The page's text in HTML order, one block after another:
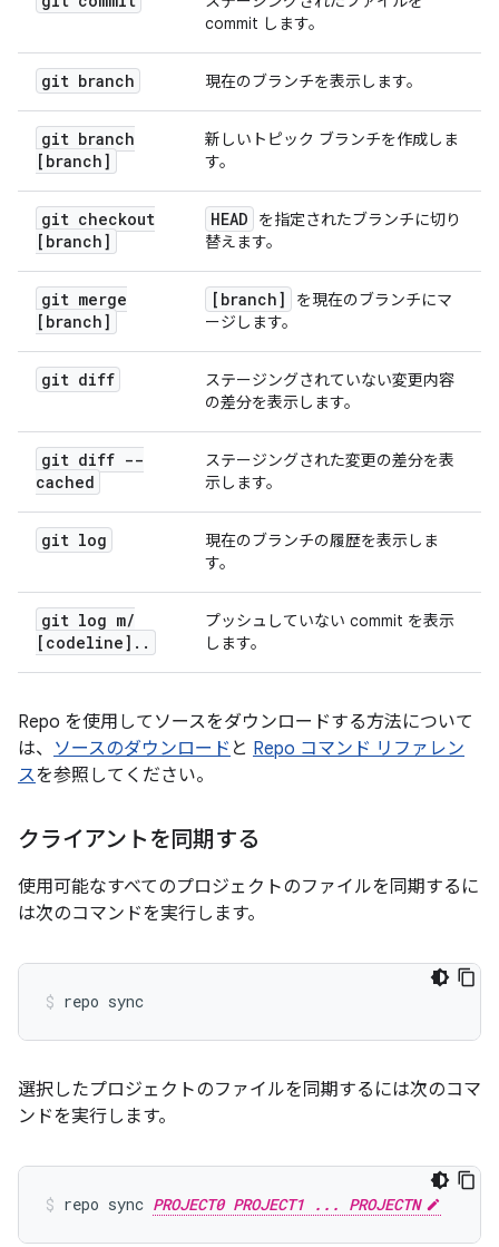
commit します。
git branch 現在のブランチを表示します。
git branch
[branch]
新しいトピック ブランチを作成しま
す。
git checkout
[branch]
HEAD
を指定されたブランチに切り
替えます。
git merge
[branch]
[branch]
を現在のブランチにマ
ージします。
git diff
ステージングされていない変更内容
の差分を表示します。
git diff --
cached
ステージングされた変更の差分を表
示します。
git log
現在のブランチの履歴を表示しま
す。
git log m/
[codeline] . .
プッシュしていない commit を表示
します。
Repo を使用してソースをダウンロードする方法について
は、 ソースのダウンロード と Repo コマンド リファレン
スを参照してください。
クライアントを同期する
使用可能なすべてのプロジェクトのファイルを同期するに
は次のコマンドを実行します。
repo sync
選択したプロジェクトのファイルを同期するには次のコマ
ンドを実行します。
repo sync PROJECT0 PROJECT1 ... PROJECTN